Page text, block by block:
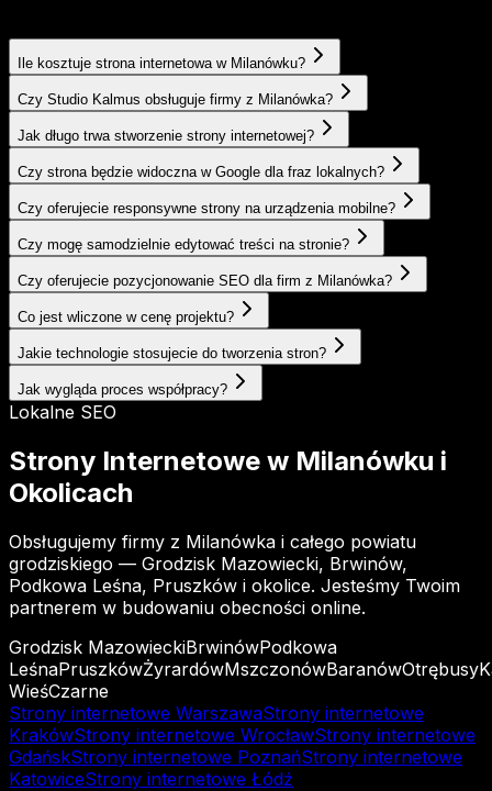
Ile kosztuje strona internetowa w Milanówku?
Czy Studio Kalmus obsługuje firmy z Milanówka?
Jak długo trwa stworzenie strony internetowej?
Czy strona będzie widoczna w Google dla fraz lokalnych?
Czy oferujecie responsywne strony na urządzenia mobilne?
Czy mogę samodzielnie edytować treści na stronie?
Czy oferujecie pozycjonowanie SEO dla firm z Milanówka?
Co jest wliczone w cenę projektu?
Jakie technologie stosujecie do tworzenia stron?
Jak wygląda proces współpracy?
Lokalne SEO
Strony Internetowe w Milanówku i
Okolicach
Obsługujemy firmy z Milanówka i całego powiatu
grodziskiego — Grodzisk Mazowiecki, Brwinów,
Podkowa Leśna, Pruszków i okolice. Jesteśmy Twoim
partnerem w budowaniu obecności online.
Grodzisk MazowieckiBrwinówPodkowa
LeśnaPruszkówŻyrardówMszczonówBaranówOtrębusy
WieśCzarne
Strony internetowe WarszawaStrony internetowe
KrakówStrony internetowe WrocławStrony internetowe
GdańskStrony internetowe PoznańStrony internetowe
KatowiceStrony internetowe Łódź